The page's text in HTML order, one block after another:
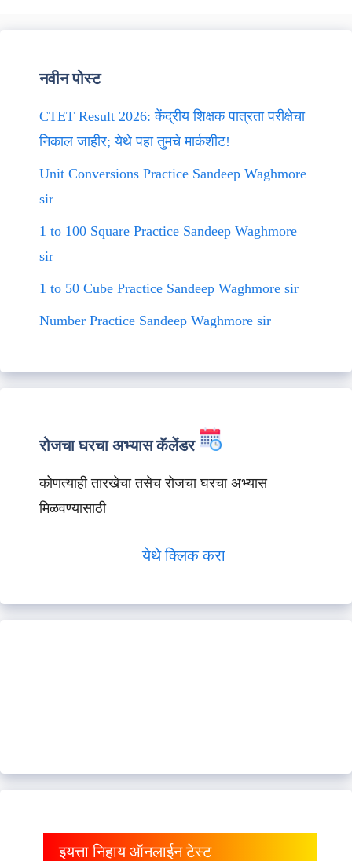
नवीन पोस्ट
CTET Result 2026: केंद्रीय शिक्षक पात्रता परीक्षेचा
निकाल जाहीर; येथे पहा तुमचे मार्कशीट!
Unit Conversions Practice Sandeep Waghmore
sir
1 to 100 Square Practice Sandeep Waghmore
sir
1 to 50 Cube Practice Sandeep Waghmore sir
Number Practice Sandeep Waghmore sir
रोजचा घरचा अभ्यास कॅलेंडर
कोणत्याही तारखेचा तसेच रोजचा घरचा अभ्यास
मिळवण्यासाठी
येथे क्लिक करा
इयत्ता निहाय ऑनलाईन टेस्ट